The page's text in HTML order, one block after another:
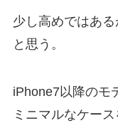
少し高めではあ
と思う。
iPhone7以降のモ
ミニマルなケー